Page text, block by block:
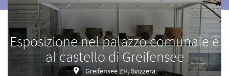
Esposizione nel palazzo comunale e
al castello di Greifensee
Greifensee ZH, Svizzera